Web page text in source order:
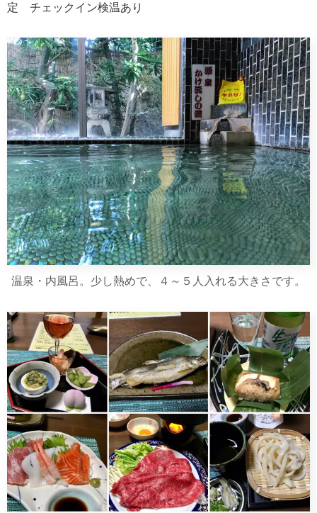
定 チェックイン検温あり
温泉・内風呂。少し熱めで、４～５人入れる大きさです。